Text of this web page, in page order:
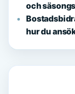
och
hur du